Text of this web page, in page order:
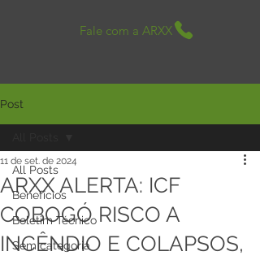
Fale com a ARXX
Post
All Posts
Benefícios
Boletim Técnico
Sem categoria
ARXX ALERTA: ICF
COBOGÓ RISCO A
INCÊNDIO E COLAPSOS,
11 de set. de 2024